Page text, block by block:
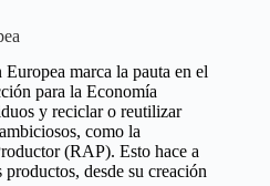
marca la pauta en el
para la Economía
y reciclar o reutilizar
como la
(RAP). Esto hace a
productos, desde su creación